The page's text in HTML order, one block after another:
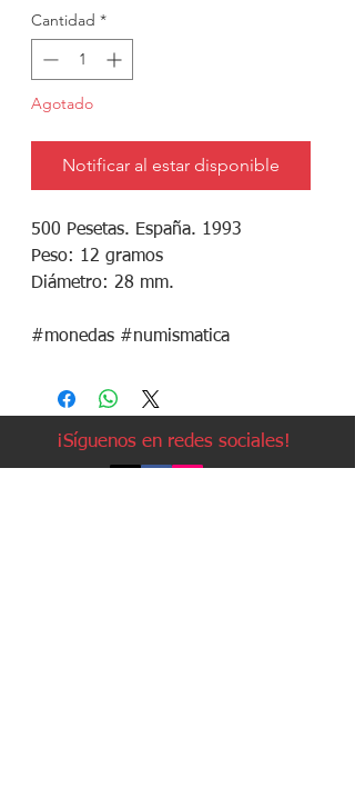
Cantidad *
Agotado
Notificar al estar disponible
500 Pesetas. España. 1993
Peso: 12 gramos
Diámetro: 28 mm.
#monedas #numismatica
¡Síguenos en redes sociales!